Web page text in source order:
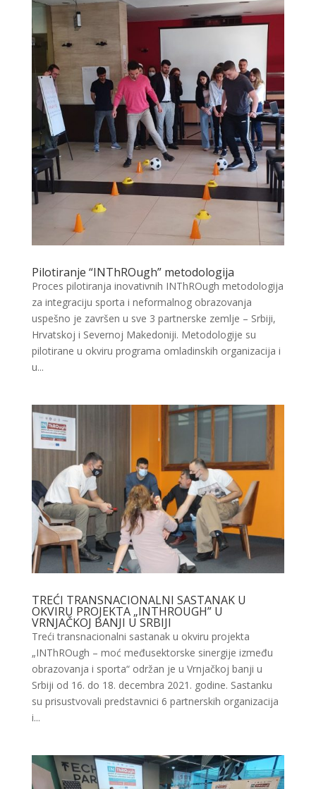
Pilotiranje “INThROugh” metodologija
Proces pilotiranja inovativnih INThROugh metodologija
za integraciju sporta i neformalnog obrazovanja
uspešno je završen u sve 3 partnerske zemlje – Srbiji,
Hrvatskoj i Severnoj Makedoniji. Metodologije su
pilotirane u okviru programa omladinskih organizacija i
u...
TREĆI TRANSNACIONALNI SASTANAK U
OKVIRU PROJEKTA „INTHROUGH” U
VRNJAČKOJ BANJI U SRBIJI
Treći transnacionalni sastanak u okviru projekta
„INThROugh – moć međusektorske sinergije između
obrazovanja i sporta“ održan je u Vrnjačkoj banji u
Srbiji od 16. do 18. decembra 2021. godine. Sastanku
su prisustvovali predstavnici 6 partnerskih organizacija
i...